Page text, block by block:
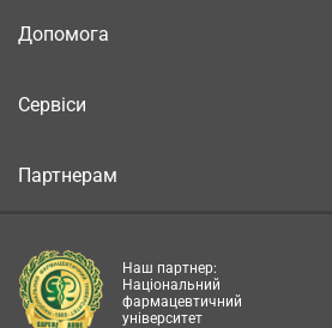
Допомога
Сервіси
Партнерам
Наш партнер:
Національний
фармацевтичний
університет